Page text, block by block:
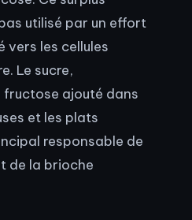
pas utilisé par un effort
vers les cellules
Le sucre,
ajouté dans
et les plats
responsable de
de la brioche